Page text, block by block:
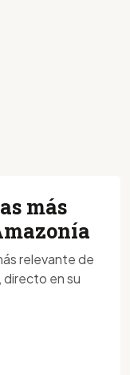
más
relevante de
directo en su